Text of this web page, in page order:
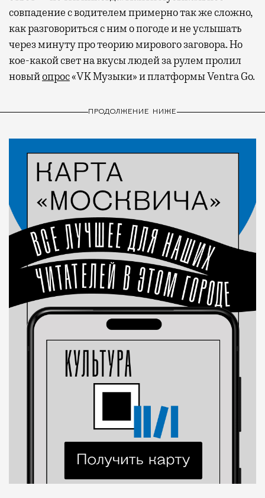
совпадение с водителем примерно так же сложно,
как разговориться с ним о погоде и не услышать
через минуту про теорию мирового заговора. Но
кое-какой свет на вкусы людей за рулем пролил
новыйопрос«VK Музыки» и платформы Ventra Go.
ПРОДОЛЖЕНИЕ НИЖЕ